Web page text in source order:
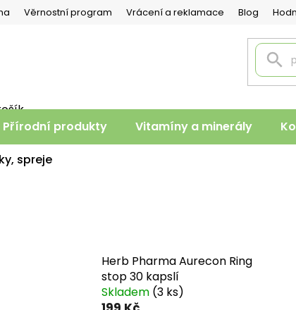
Věrnostní program Vrácení a reklamace Blog
Přírodní produkty Vitamíny a minerály
spreje
Herb Pharma Aurecon Ring
stop 30 kapslí
Skladem (3 ks)